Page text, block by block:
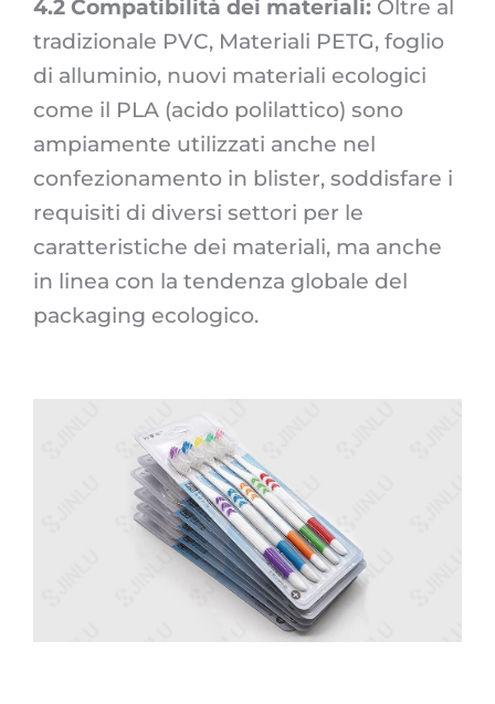
4.2 Compatibilità dei materiali: Oltre al
tradizionale PVC, Materiali PETG, foglio
di alluminio, nuovi materiali ecologici
come il PLA (acido polilattico) sono
ampiamente utilizzati anche nel
confezionamento in blister, soddisfare i
requisiti di diversi settori per le
caratteristiche dei materiali, ma anche
in linea con la tendenza globale del
packaging ecologico.